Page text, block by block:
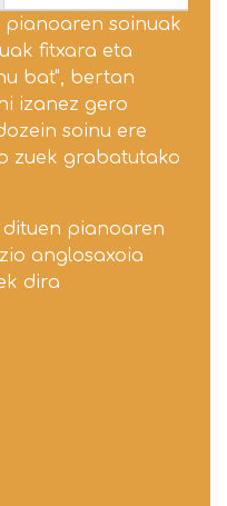
pianoaren soinuak
fitxara eta
bat", bertan
izanez gero
soinu ere
zuek grabatutako
pianoaren
anglosaxoia
dira